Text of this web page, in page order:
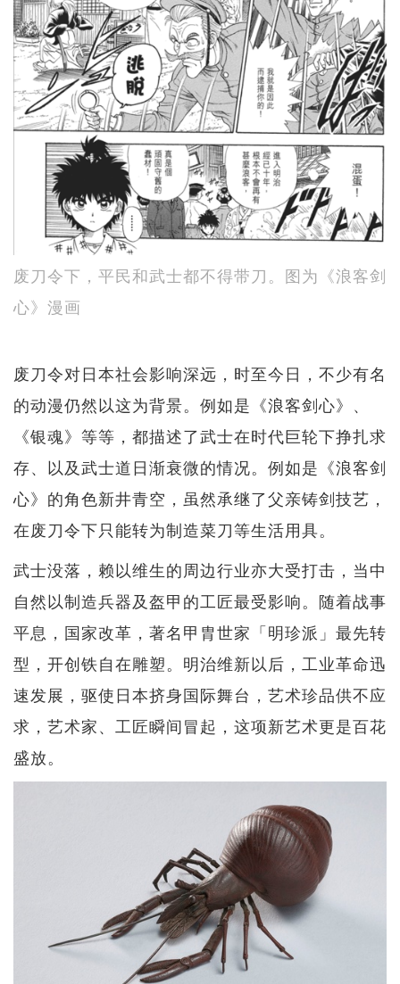
废刀令下，平民和武士都不得带刀。图为《浪客剑
心》漫画
废刀令对日本社会影响深远，时至今日，不少有名
的动漫仍然以这为背景。例如是《浪客剑心》、
《银魂》等等，都描述了武士在时代巨轮下挣扎求
存、以及武士道日渐衰微的情况。例如是《浪客剑
心》的角色新井青空，虽然承继了父亲铸剑技艺，
在废刀令下只能转为制造菜刀等生活用具。
武士没落，赖以维生的周边行业亦大受打击，当中
自然以制造兵器及盔甲的工匠最受影响。随着战事
平息，国家改革，著名甲胄世家「明珍派」最先转
型，开创铁自在雕塑。明治维新以后，工业革命迅
速发展，驱使日本挤身国际舞台，艺术珍品供不应
求，艺术家、工匠瞬间冒起，这项新艺术更是百花
盛放。